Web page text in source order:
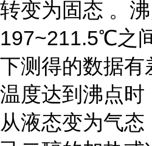
转变为固态 。
197~211.5℃之
下测得的数据有
温度达到沸点时
从液态变为气态